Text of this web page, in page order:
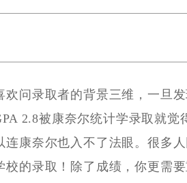
欢问录取者的背景三维，一旦
2.8被康奈尔统计学录取就
连康奈尔也入不了法眼。很多
校的录取！除了成绩，你更需